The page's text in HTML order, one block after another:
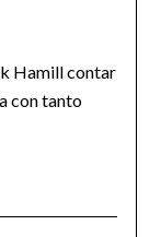
Hamill contar
con tanto